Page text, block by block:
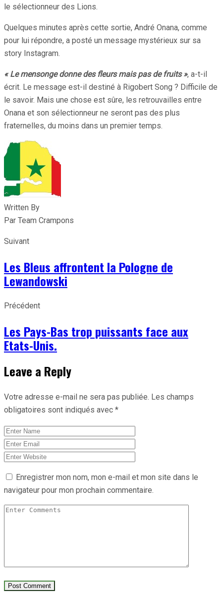
le sélectionneur des Lions.
Quelques minutes après cette sortie, André Onana, comme
pour lui répondre, a posté un message mystérieux sur sa
story Instagram.
« Le mensonge donne des fleurs mais pas de fruits », a-t-il
écrit. Le message est-il destiné à Rigobert Song ? Difficile de
le savoir. Mais une chose est sûre, les retrouvailles entre
Onana et son sélectionneur ne seront pas des plus
fraternelles, du moins dans un premier temps.
Written By
Par Team Crampons
Suivant
Les Bleus affrontent la Pologne de
Lewandowski
Précédent
Les Pays-Bas trop puissants face aux
Etats-Unis.
Leave a Reply
Votre adresse e-mail ne sera pas publiée. Les champs
obligatoires sont indiqués avec *
Enregistrer mon nom, mon e-mail et mon site dans le
navigateur pour mon prochain commentaire.